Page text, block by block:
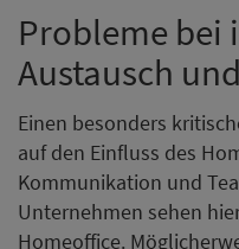
Probleme bei
Austausch
Einen besonders
auf den Einfluss des
Kommunikation und
Unternehmen sehen
Homeoffice.